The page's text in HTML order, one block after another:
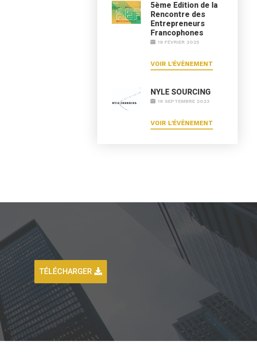
5ème Edition de la
Rencontre des
Entrepreneurs
Francophones
19 FÉVRIER 2025
VOIR L'ÉVÈNEMENT
NYLE SOURCING
19 SEPTEMBRE 2023
VOIR L'ÉVÈNEMENT
TÉLÉCHARGER